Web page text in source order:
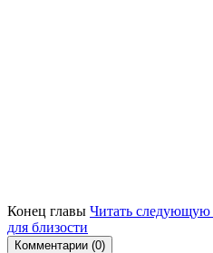
Конец главы Читать следующую
для близости
Комментарии (0)